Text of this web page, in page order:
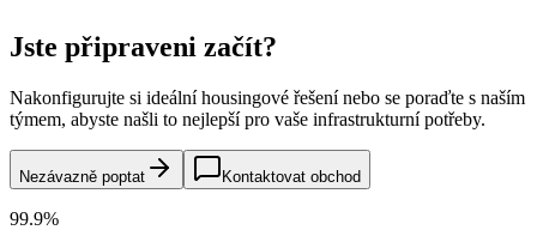
Jste připraveni začít?
Nakonfigurujte si ideální housingové řešení nebo se poraďte s naším
týmem, abyste našli to nejlepší pro vaše infrastrukturní potřeby.
Nezávazně poptat Kontaktovat obchod
99.9%